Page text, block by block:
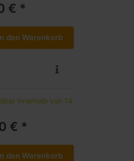
€ *
den Warenkorb
innerhalb von 14
€ *
den Warenkorb